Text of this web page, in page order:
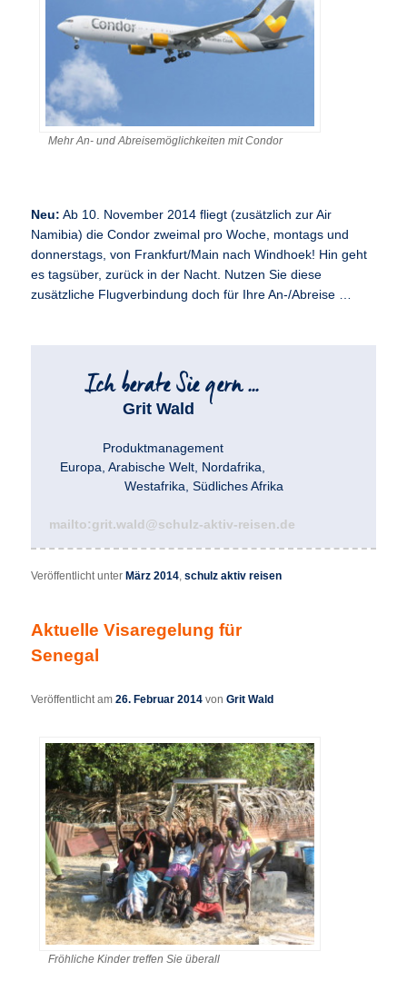
Mehr An- und Abreisemöglichkeiten mit Condor
Neu: Ab 10. November 2014 fliegt (zusätzlich zur Air
Namibia) die Condor zweimal pro Woche, montags und
donnerstags, von Frankfurt/Main nach Windhoek! Hin geht
es tagsüber, zurück in der Nacht. Nutzen Sie diese
zusätzliche Flugverbindung doch für Ihre An-/Abreise …
Grit Wald
Produktmanagement
Europa, Arabische Welt, Nordafrika,
Westafrika, Südliches Afrika
mailto:grit.wald@schulz-aktiv-reisen.de
Veröffentlicht unter März 2014 ,schulz aktiv reisen
Aktuelle Visaregelung für
Senegal
Veröffentlicht am26. Februar 2014 vonGrit Wald
Fröhliche Kinder treffen Sie überall